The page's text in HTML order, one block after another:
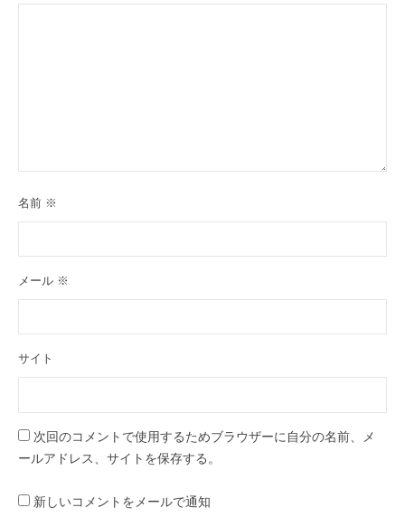
名前 ※
メール ※
サイト
次回のコメントで使用するためブラウザーに自分の名前、メ
ールアドレス、サイトを保存する。
新しいコメントをメールで通知